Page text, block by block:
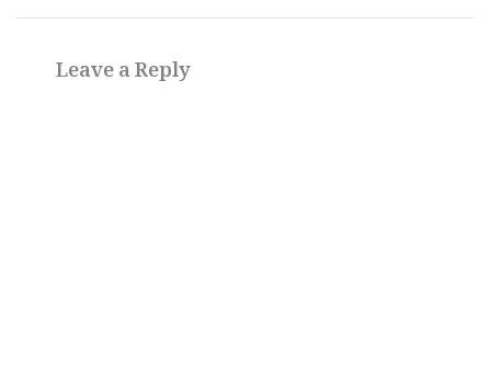
Leave a Reply